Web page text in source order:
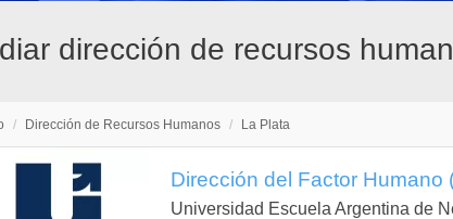
dirección de recursos
/ Dirección de Recursos Humanos / La Plata
Dirección del Factor Humano
Universidad Escuela Argentina de